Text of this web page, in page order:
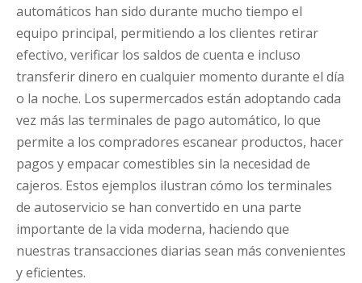
automáticos han sido durante mucho tiempo el
equipo principal, permitiendo a los clientes retirar
efectivo, verificar los saldos de cuenta e incluso
transferir dinero en cualquier momento durante el día
o la noche. Los supermercados están adoptando cada
vez más las terminales de pago automático, lo que
permite a los compradores escanear productos, hacer
pagos y empacar comestibles sin la necesidad de
cajeros. Estos ejemplos ilustran cómo los terminales
de autoservicio se han convertido en una parte
importante de la vida moderna, haciendo que
nuestras transacciones diarias sean más convenientes
y eficientes.